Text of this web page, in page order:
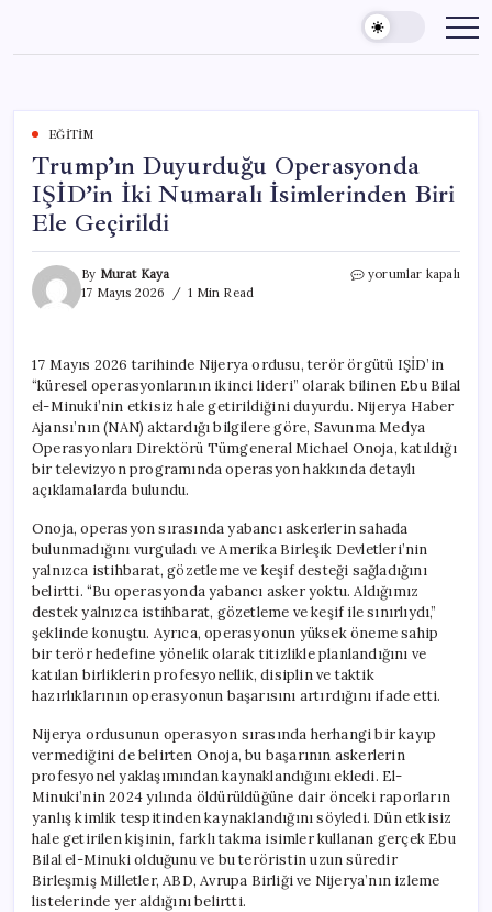
content
EĞITIM
Trump’ın Duyurduğu Operasyonda
IŞİD’in İki Numaralı İsimlerinden Biri
Ele Geçirildi
By Murat Kaya
17 Mayıs 2026
1 Min Read
Trump’ın
Numaralı
İsimlerinden
Biri
Ele
Geçirildi
için
yorumlar kapalı
17 Mayıs 2026 tarihinde Nijerya ordusu, terör örgütü IŞİD’in
“küresel operasyonlarının ikinci lideri” olarak bilinen Ebu Bilal
el-Minuki’nin etkisiz hale getirildiğini duyurdu. Nijerya Haber
Ajansı’nın (NAN) aktardığı bilgilere göre, Savunma Medya
Operasyonları Direktörü Tümgeneral Michael Onoja, katıldığı
bir televizyon programında operasyon hakkında detaylı
açıklamalarda bulundu.
Onoja, operasyon sırasında yabancı askerlerin sahada
bulunmadığını vurguladı ve Amerika Birleşik Devletleri’nin
yalnızca istihbarat, gözetleme ve keşif desteği sağladığını
belirtti. “Bu operasyonda yabancı asker yoktu. Aldığımız
destek yalnızca istihbarat, gözetleme ve keşif ile sınırlıydı,”
şeklinde konuştu. Ayrıca, operasyonun yüksek öneme sahip
bir terör hedefine yönelik olarak titizlikle planlandığını ve
katılan birliklerin profesyonellik, disiplin ve taktik
hazırlıklarının operasyonun başarısını artırdığını ifade etti.
Nijerya ordusunun operasyon sırasında herhangi bir kayıp
vermediğini de belirten Onoja, bu başarının askerlerin
profesyonel yaklaşımından kaynaklandığını ekledi. El-
Minuki’nin 2024 yılında öldürüldüğüne dair önceki raporların
yanlış kimlik tespitinden kaynaklandığını söyledi. Dün etkisiz
hale getirilen kişinin, farklı takma isimler kullanan gerçek Ebu
Bilal el-Minuki olduğunu ve bu teröristin uzun süredir
Birleşmiş Milletler, ABD, Avrupa Birliği ve Nijerya’nın izleme
listelerinde yer aldığını belirtti.